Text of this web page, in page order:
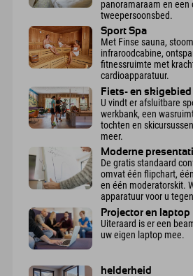
panoramaraam en een
tweepersoonsbed.
Sport Spa
Met Finse sauna,
infraroodcabine,
fitnessruimte met
cardioapparatuur.
Fiets- en skigebied
U vindt er afsluitbare
werkbank, een
tochten en
meer.
Moderne
De gratis standaard
omvat één flipchart,
en één moderatorskit.
apparatuur voor u
Projector en laptop
Uiteraard is er een
uw eigen laptop mee.
helderheid